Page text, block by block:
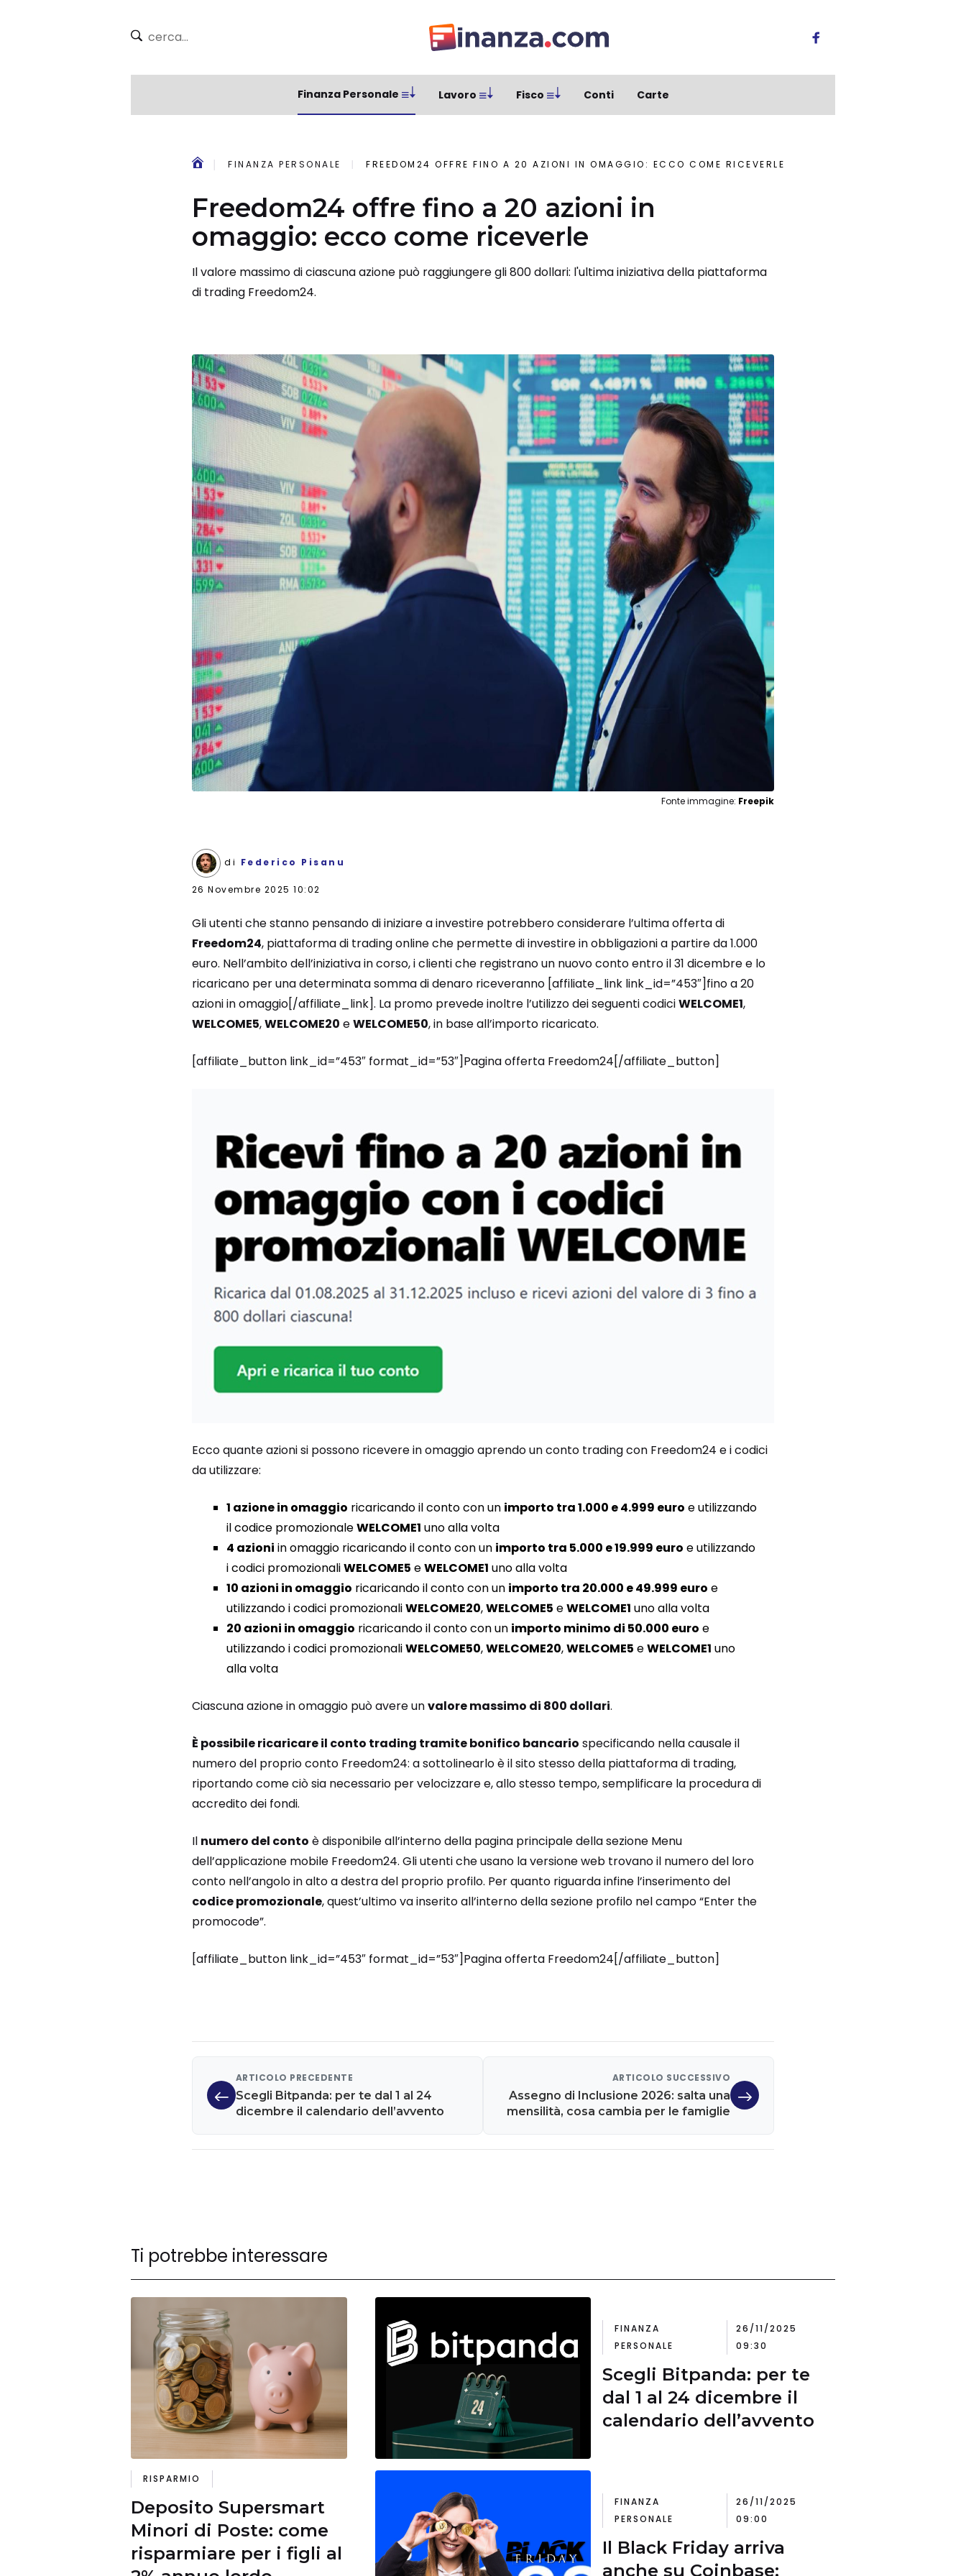
Finanza Personale Lavoro Fisco Conti Carte
FINANZA PERSONALE FREEDOM24 OFFRE FINO A 20 AZIONI IN OMAGGIO: ECCO COME RICEVERLE
Freedom24 offre fino a 20 azioni in
omaggio: ecco come riceverle
Il valore massimo di ciascuna azione può raggiungere gli 800 dollari: l'ultima iniziativa della piattaforma
di trading Freedom24.
Fonte immagine: Freepik
di Federico Pisanu
26 Novembre 2025 10:02
Gli utenti che stanno pensando di iniziare a investire potrebbero considerare l’ultima offerta di
Freedom24, piattaforma di trading online che permette di investire in obbligazioni a partire da 1.000
euro. Nell’ambito dell’iniziativa in corso, i clienti che registrano un nuovo conto entro il 31 dicembre e lo
ricaricano per una determinata somma di denaro riceveranno [affiliate_link link_id=”453″]fino a 20
azioni in omaggio[/affiliate_link]. La promo prevede inoltre l’utilizzo dei seguenti codiciWELCOME1,
WELCOME5,WELCOME20 eWELCOME50, in base all’importo ricaricato.
[affiliate_button link_id=”453″ format_id=”53″]Pagina offerta Freedom24[/affiliate_button]
Ecco quante azioni si possono ricevere in omaggio aprendo un conto trading con Freedom24 e i codici
da utilizzare:
1 azione in omaggio ricaricando il conto con un importo tra 1.000 e 4.999 euro e utilizzando
il codice promozionaleWELCOME1 uno alla volta
4 azioni in omaggio ricaricando il conto con un importo tra 5.000 e 19.999 euro e utilizzando
i codici promozionaliWELCOME5 eWELCOME1 uno alla volta
10 azioni in omaggio ricaricando il conto con un importo tra 20.000 e 49.999 euro e
utilizzando i codici promozionaliWELCOME20,WELCOME5 eWELCOME1 uno alla volta
20 azioni in omaggio ricaricando il conto con un importo minimo di 50.000 euro e
utilizzando i codici promozionaliWELCOME50,WELCOME20,WELCOME5 eWELCOME1 uno
alla volta
Ciascuna azione in omaggio può avere unvalore massimo di 800 dollari.
È possibile ricaricare il conto trading tramite bonifico bancario specificando nella causale il
numero del proprio conto Freedom24: a sottolinearlo è il sito stesso della piattaforma di trading,
riportando come ciò sia necessario per velocizzare e, allo stesso tempo, semplificare la procedura di
accredito dei fondi.
Il numero del conto è disponibile all’interno della pagina principale della sezione Menu
dell’applicazione mobile Freedom24. Gli utenti che usano la versione web trovano il numero del loro
conto nell’angolo in alto a destra del proprio profilo. Per quanto riguarda infine l’inserimento del
codice promozionale, quest’ultimo va inserito all’interno della sezione profilo nel campo “Enter the
promocode”.
[affiliate_button link_id=”453″ format_id=”53″]Pagina offerta Freedom24[/affiliate_button]
ARTICOLO PRECEDENTE
Scegli Bitpanda: per te dal 1 al 24
dicembre il calendario dell’avvento
ARTICOLO SUCCESSIVO
Assegno di Inclusione 2026: salta una
mensilità, cosa cambia per le famiglie
Ti potrebbe interessare
RISPARMIO
Deposito Supersmart
Minori di Poste: come
risparmiare per i figli al
FINANZA
PERSONALE
26/11/2025
09:30
Scegli Bitpanda: per te
dal 1 al 24 dicembre il
calendario dell’avvento
FINANZA
PERSONALE
26/11/2025
09:00
Il Black Friday arriva
anche su Coinbase: